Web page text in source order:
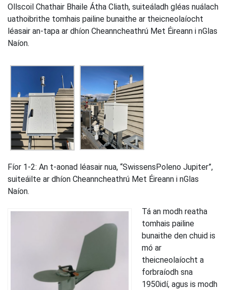
Ollscoil Chathair Bhaile Átha Cliath, suiteáladh gléas nuálach
uathoibrithe tomhais pailine bunaithe ar theicneolaíocht
léasair an-tapa ar dhíon Cheanncheathrú Met Éireann i nGlas
Naíon.
Fíor 1-2: An t-aonad léasair nua, “SwissensPoleno Jupiter”,
suiteáilte ar dhíon Cheanncheathrú Met Éireann i nGlas
Naíon.
Tá an modh reatha
tomhais pailine
bunaithe den chuid is
mó ar
theicneolaíocht a
forbraíodh sna
1950idí, agus is modh